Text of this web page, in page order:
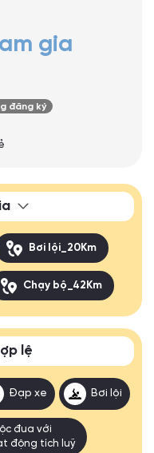
gia
đăng ký
Bơi lội_20Km
Chạy bộ_42Km
lệ
Đạp xe Bơi lội
đua với
động tích luỹ